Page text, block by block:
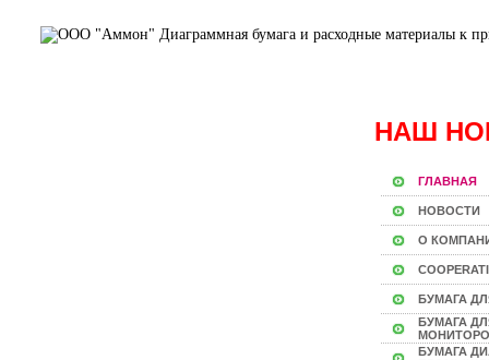
НАШ
ГЛАВНАЯ
НОВОСТИ
О
БУМАГА
БУМАГА
БУМАГА